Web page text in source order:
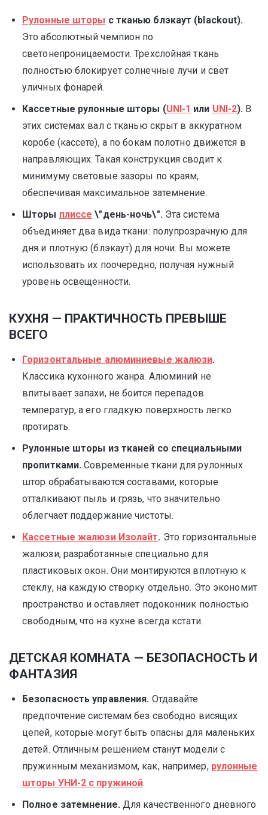
Рулонные шторы с тканью блэкаут (blackout).
Это абсолютный чемпион по
светонепроницаемости. Трехслойная ткань
полностью блокирует солнечные лучи и свет
уличных фонарей.
Кассетные рулонные шторы (UNI-1 или UNI-2). В
этих системах вал с тканью скрыт в аккуратном
коробе (кассете), а по бокам полотно движется в
направляющих. Такая конструкция сводит к
минимуму световые зазоры по краям,
обеспечивая максимальное затемнение.
Шторы плиссе \"день-ночь\".Эта система
объединяет два вида ткани: полупрозрачную для
дня и плотную (блэкаут) для ночи. Вы можете
использовать их поочередно, получая нужный
уровень освещенности.
КУХНЯ — ПРАКТИЧНОСТЬ ПРЕВЫШЕ
ВСЕГО
Горизонтальные алюминиевые жалюзи.
Классика кухонного жанра. Алюминий не
впитывает запахи, не боится перепадов
температур, а его гладкую поверхность легко
протирать.
Рулонные шторы из тканей со специальными
пропитками. Современные ткани для рулонных
штор обрабатываются составами, которые
отталкивают пыль и грязь, что значительно
облегчает поддержание чистоты.
Кассетные жалюзи Изолайт. Это горизонтальные
жалюзи, разработанные специально для
пластиковых окон. Они монтируются вплотную к
стеклу, на каждую створку отдельно. Это экономит
пространство и оставляет подоконник полностью
свободным, что на кухне всегда кстати.
ДЕТСКАЯ КОМНАТА — БЕЗОПАСНОСТЬ И
ФАНТАЗИЯ
Безопасность управления. Отдавайте
предпочтение системам без свободно висящих
цепей, которые могут быть опасны для маленьких
детей. Отличным решением станут модели с
пружинным механизмом, как, например, рулонные
шторы УНИ-2 с пружиной.
Полное затемнение.Для качественного дневного